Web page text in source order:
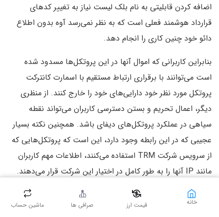
اضافه کردن قابلیتی به نام بلک لیست نیاز به تغییر کدهای
قرارداد هوشمند فعلی است که به نظر نمی‌رسد آوه بدون اطلاع
دائو خود چنین کاری را انجام دهد.
بنابراین کاربرانی که اموال آنها در این پروتکل‌ها مسدود شده
است می‌توانند با برقراری ارتباط مستقیم با اسمارت کانترکت
پروتکل مورد نظر خود دارایی‌های خود را خارج کنند. از منظری
دیگر، اعمال تحریم و بستن دسترسی کاربران می‌تواند نقطه
سیاهی در عملکرد پروتکل‌های دیفای باشد. همچنین نکته بسیار
عجیبی که در این رابطه وجود دارد، این است که پروتکل‌هایی که
از سرویس شرکت TRM استفاده می‌کنند، اطلاعات مهم کاربران
مانند IP آنها را به طور کامل در اختیار این شرکت قرار می‌دهند.
این موضوع می‌تواند امنیت کاربران حوزه کریپتو را در معرض
مخاطرات جدی قرار دهد و ضربه بزرگی به صنعت و پروتکل‌های
خانه قیمت ارز صرافی ها ماشین حساب